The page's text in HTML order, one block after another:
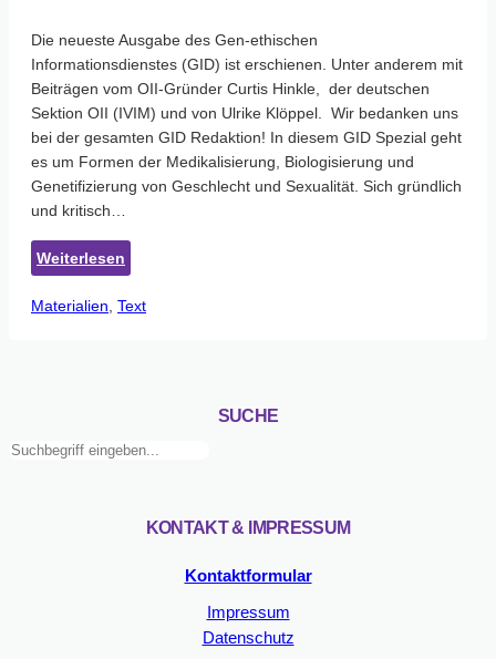
Die neueste Ausgabe des Gen-ethischen
Informationsdienstes (GID) ist erschienen. Unter anderem mit
Beiträgen vom OII-Gründer Curtis Hinkle, der deutschen
Sektion OII (IVIM) und von Ulrike Klöppel. Wir bedanken uns
bei der gesamten GID Redaktion! In diesem GID Spezial geht
es um Formen der Medikalisierung, Biologisierung und
Genetifizierung von Geschlecht und Sexualität. Sich gründlich
und kritisch…
Weiterlesen
GID
Spezial
Materialien Text
SUCHE
Suchen
KONTAKT & IMPRESSUM
Kontaktformular
Impressum
Datenschutz